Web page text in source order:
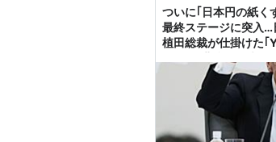
ついに｢日本円の紙く
最終ステージに突入…
植田総裁が仕掛けた｢
｢長期金利1%超え｣を